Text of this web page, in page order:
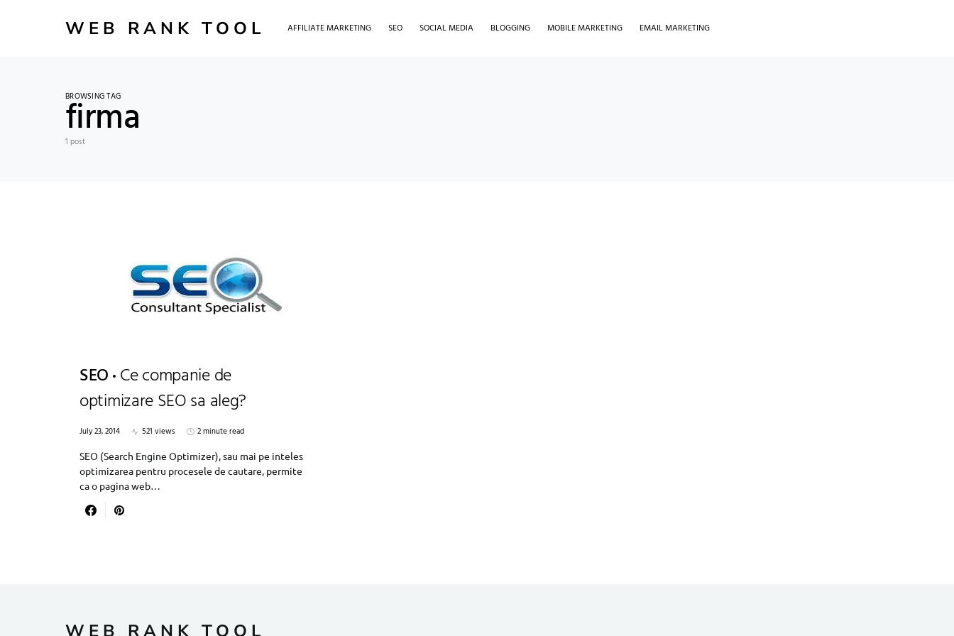
WEB RANK TOOL AFFILIATE MARKETING SEO SOCIAL MEDIA BLOGGING MOBILE MARKETING EMAIL MARKETING
BROWSING TAG
firma
1 post
SEO Ce companie de
optimizare SEO sa aleg?
July 23, 2014 521 views
2 minute read
SEO (Search Engine Optimizer), sau mai pe inteles
optimizarea pentru procesele de cautare, permite
ca o pagina web…
WEB RANK TOOL